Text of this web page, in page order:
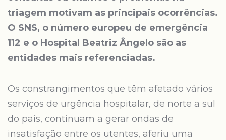
triagem motivam as principais ocorrências.
O SNS, o número europeu de emergência
112 e o Hospital Beatriz Ângelo são as
entidades mais referenciadas.
Os constrangimentos que têm afetado vários
serviços de urgência hospitalar, de norte a sul
do país, continuam a gerar ondas de
insatisfação entre os utentes, aferiu uma